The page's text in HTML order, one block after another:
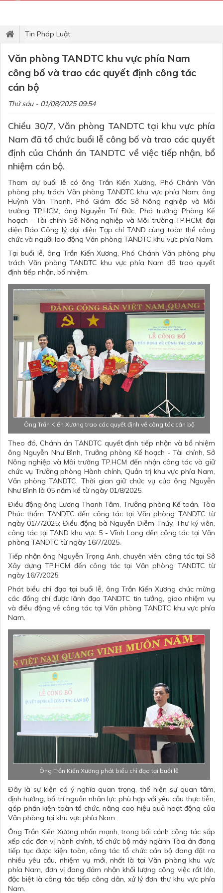
Tin Pháp Luật
Văn phòng TANDTC khu vực phía Nam
công bố và trao các quyết định công tác
cán bộ
Thứ sáu - 01/08/2025 09:54
Chiều 30/7, Văn phòng TANDTC tại khu vực phía
Nam đã tổ chức buổi lễ công bố và trao các quyết
định của Chánh án TANDTC về việc tiếp nhận, bổ
nhiệm cán bộ.
Tham dự buổi lễ có ông Trần Kiến Xương, Phó Chánh Văn
phòng phụ trách Văn phòng TANDTC khu vực phía Nam; ông
Huỳnh Văn Thanh, Phó Giám đốc Sở Nông nghiệp và Môi
trường TP.HCM; ông Nguyễn Trí Đức, Phó trưởng Phòng Kế
hoạch - Tài chính Sở Nông nghiệp và Môi trường TP.HCM; đại
diện Báo Công lý, đại diện Tạp chí TAND cùng toàn thể công
chức và người lao động Văn phòng TANDTC khu vực phía Nam.
Tại buổi lễ, ông Trần Kiến Xương, Phó Chánh Văn phòng phụ
trách Văn phòng TANDTC khu vực phía Nam đã trao quyết
định tiếp nhận, bổ nhiệm.
Ông Trần Kiến Xương trao các quyết định về công tác cán bộ
Theo đó, Chánh án TANDTC quyết định tiếp nhận và bổ nhiệm
ông Nguyễn Như Bình, Trưởng phòng Kế hoạch - Tài chính, Sở
Nông nghiệp và Môi trường TP.HCM đến nhận công tác và giữ
chức vụ Trưởng phòng Hành chính, Quản trị khu vực phía Nam,
Văn phòng TANDTC. Thời gian giữ chức vụ của ông Nguyễn
Như Bình là 05 năm kể từ ngày 01/8/2025.
Điều động ông Lương Thanh Tâm, Trưởng phòng Kế toán, Tòa
Phúc thẩm TANDTC đến công tác tại Văn phòng TANDTC từ
ngày 01/7/2025; Điều động bà Nguyễn Diễm Thúy, Thư ký viên,
công tác tại TAND khu vực 5 - Vĩnh Long đến công tác tại Văn
phòng TANDTC từ ngày 16/7/2025.
Tiếp nhận ông Nguyễn Trọng Anh, chuyên viên, công tác tại Sở
Xây dựng TP.HCM đến công tác tại Văn phòng TANDTC từ
ngày 16/7/2025.
Phát biểu chỉ đạo tại buổi lễ, ông Trần Kiến Xương chúc mừng
các đồng chí được lãnh đạo TANDTC tin tưởng, giao nhiệm vụ
và điều động về công tác tại Văn phòng TANDTC khu vực phía
Nam.
Ông Trần Kiến Xương phát biểu chỉ đạo tại buổi lễ
Đây là sự kiện có ý nghĩa quan trọng, thể hiện sự quan tâm,
định hướng, bố trí nguồn nhân lực phù hợp với yêu cầu thực tiễn,
góp phần kiện toàn tổ chức, nâng cao hiệu quả hoạt động của
Văn phòng tại khu vực phía Nam.
Ông Trần Kiến Xương nhấn mạnh, trong bối cảnh công tác sắp
xếp các đơn vị hành chính, tổ chức bộ máy ngành Tòa án đang
tiếp tục được kiện toàn, công tác tổ chức cán bộ đang đặt ra
nhiều yêu cầu, nhiệm vụ mới, nhất là tại Văn phòng khu vực
phía Nam, đơn vị đang đảm nhận khối lượng công việc rất lớn,
đặc biệt là công tác tiếp công dân, xử lý đơn thư khu vực phía
Nam.